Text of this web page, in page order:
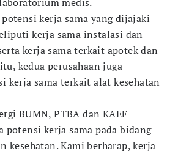
kerja sama yang dijajaki
kerja sama instalasi dan
kerja sama terkait apotek dan
kedua perusahaan juga
kerja sama terkait alat kesehatan
BUMN, PTBA dan KAEF
potensi kerja sama pada bidang
kesehatan. Kami berharap, kerja